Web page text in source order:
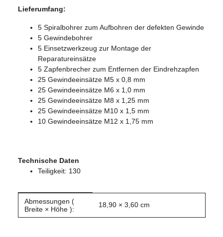
Lieferumfang:
5 Spiralbohrer zum Aufbohren der defekten Gewinde
5 Gewindebohrer
5 Einsetzwerkzeug zur Montage der
Reparatureinsätze
5 Zapfenbrecher zum Entfernen der Eindrehzapfen
25 Gewindeeinsätze M5 x 0,8 mm
25 Gewindeeinsätze M6 x 1,0 mm
25 Gewindeeinsätze M8 x 1,25 mm
25 Gewindeeinsätze M10 x 1,5 mm
10 Gewindeeinsätze M12 x 1,75 mm
Technische Daten
Teiligkeit: 130
Produkteigenschaft
Wert
Abmessungen (
Breite × Höhe ):
18,90 × 3,60 cm